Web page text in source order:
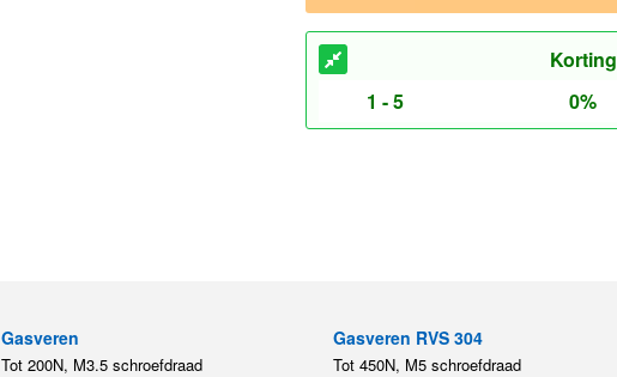
Korting
1 - 5
0%
Gasveren
Tot 200N, M3.5 schroefdraad
Gasveren RVS 304
Tot 450N, M5 schroefdraad